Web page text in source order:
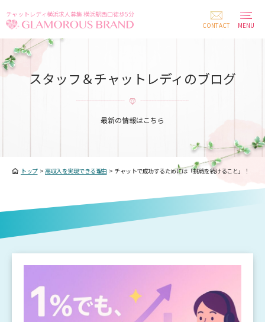
チャットレディ横浜求人募集 横浜駅西口徒歩5分
CONTACT
MENU
スタッフ＆チャットレディのブログ
最新の情報はこちら
トップ> 高収入を実現できる理由 > チャットで成功するためには「挑戦を続けること」！